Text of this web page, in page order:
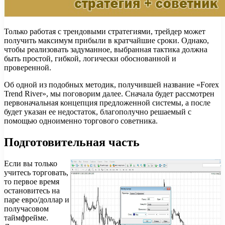
Только работая с трендовыми стратегиями, трейдер может
получить максимум прибыли в кратчайшие сроки. Однако,
чтобы реализовать задуманное, выбранная тактика должна
быть простой, гибкой, логически обоснованной и
проверенной.
Об одной из подобных методик, получившей название «Forex
Trend River», мы поговорим далее. Сначала будет рассмотрен
первоначальная концепция предложенной системы, а после
будет указан ее недостаток, благополучно решаемый с
помощью одноименно торгового советника.
Подготовительная часть
Если вы только
учитесь торговать,
то первое время
остановитесь на
паре евро/доллар и
получасовом
таймфрейме.